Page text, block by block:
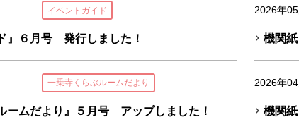
イベントガイド
』６月号 発行しました！
2026年
機関
一乗寺くらぶルームだより
ームだより』５月号 アップしました！
2026年
機関